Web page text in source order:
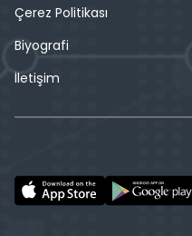
Çerez Politikası
Biyografi
İletişim